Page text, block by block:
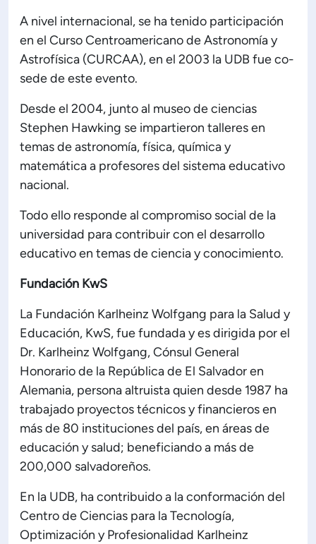
A nivel internacional, se ha tenido participación
en el Curso Centroamericano de Astronomía y
Astrofísica (CURCAA), en el 2003 la UDB fue co-
sede de este evento.
Desde el 2004, junto al museo de ciencias
Stephen Hawking se impartieron talleres en
temas de astronomía, física, química y
matemática a profesores del sistema educativo
nacional.
Todo ello responde al compromiso social de la
universidad para contribuir con el desarrollo
educativo en temas de ciencia y conocimiento.
Fundación KwS
La Fundación Karlheinz Wolfgang para la Salud y
Educación, KwS, fue fundada y es dirigida por el
Dr. Karlheinz Wolfgang, Cónsul General
Honorario de la República de El Salvador en
Alemania, persona altruista quien desde 1987 ha
trabajado proyectos técnicos y financieros en
más de 80 instituciones del país, en áreas de
educación y salud; beneficiando a más de
200,000 salvadoreños.
En la UDB, ha contribuido a la conformación del
Centro de Ciencias para la Tecnología,
Optimización y Profesionalidad Karlheinz